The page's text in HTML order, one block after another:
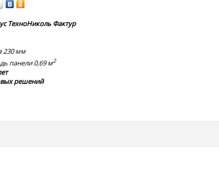
ТехноНиколь Фактур
230 мм
панели 0,69 м2
решений